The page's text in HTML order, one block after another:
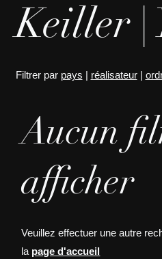
Keiller |
Filtrer par pays | réalisateur|
Aucun
afficher
Veuillez effectuer une autre
la page d'accueil